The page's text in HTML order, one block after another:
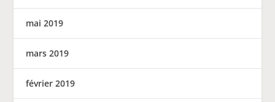
mai 2019
mars 2019
février 2019